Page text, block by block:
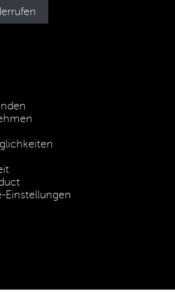
Einstellungen